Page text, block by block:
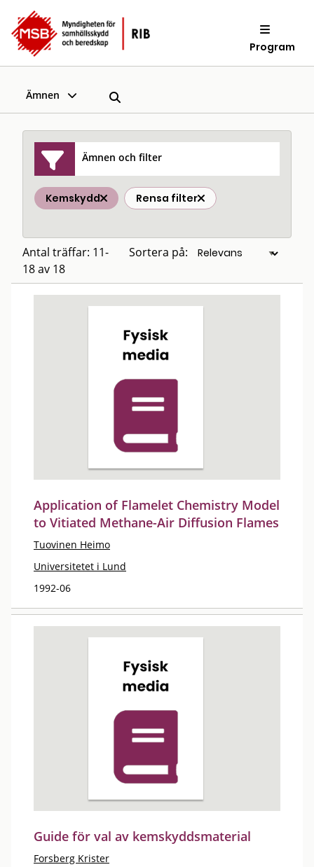
Program
Ämnen
Ämnen och filter
Kemskydd Rensa filter
Antal träffar: 11-
18 av 18
Sortera på:
Application of Flamelet Chemistry Model
to Vitiated Methane-Air Diffusion Flames
Tuovinen Heimo
Universitetet i Lund
1992-06
Guide för val av kemskyddsmaterial
Forsberg Krister